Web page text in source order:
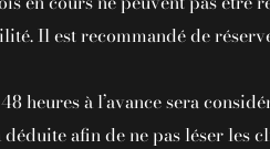
Il est recommandé de
heures à l’avance sera
afin de ne pas léser les